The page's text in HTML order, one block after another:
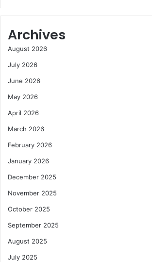
Archives
August 2026
July 2026
June 2026
May 2026
April 2026
March 2026
February 2026
January 2026
December 2025
November 2025
October 2025
September 2025
August 2025
July 2025